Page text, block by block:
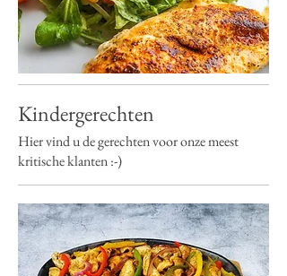
Kindergerechten
Hier vind u de gerechten voor onze meest
kritische klanten :-)